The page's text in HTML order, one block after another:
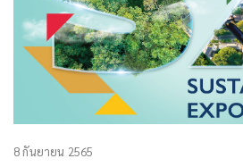
8 กันยายน 2565